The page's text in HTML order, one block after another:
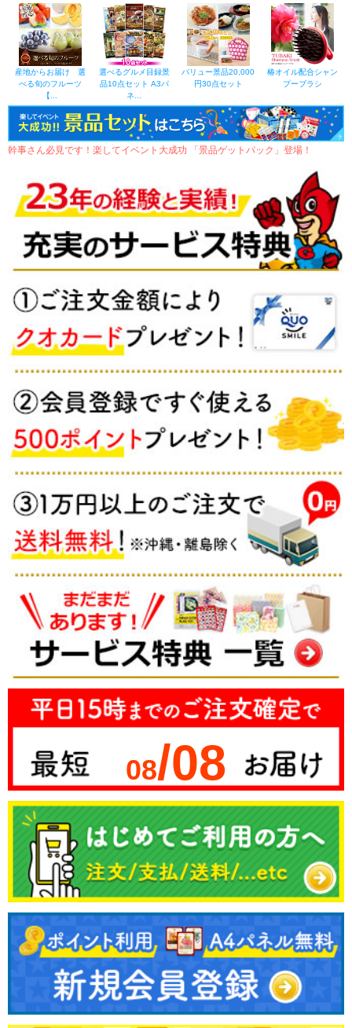
産地からお届け 選
べる旬のフルーツ
【...
選べるグルメ目録景
品10点セット A3パ
ネ...
バリュー景品20,000
円30点セット
椿オイル配合シャン
プーブラシ
幹事さん必見です！楽してイベント大成功 「景品ゲットパック」登場！
08/08